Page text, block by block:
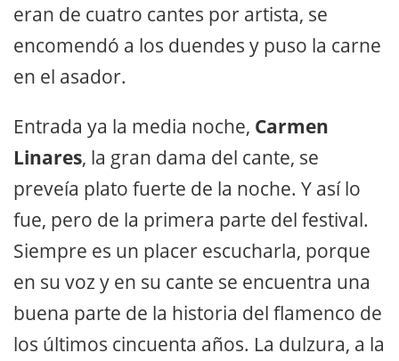
eran de cuatro cantes por artista, se
encomendó a los duendes y puso la carne
en el asador.
Entrada ya la media noche, Carmen
Linares, la gran dama del cante, se
preveía plato fuerte de la noche. Y así lo
fue, pero de la primera parte del festival.
Siempre es un placer escucharla, porque
en su voz y en su cante se encuentra una
buena parte de la historia del flamenco de
los últimos cincuenta años. La dulzura, a la